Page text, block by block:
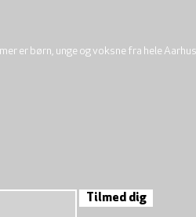
er børn, unge og voksne fra hele
Tilmed dig